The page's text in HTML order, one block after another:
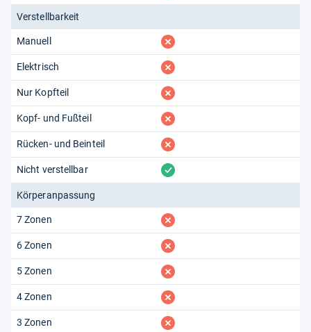
Verstellbarkeit
Manuell fehlt
Elektrisch fehlt
Nur Kopfteil fehlt
Kopf- und Fußteil fehlt
Rücken- und Beinteil fehlt
Nicht verstellbar vorhanden
Körperanpassung
7 Zonen fehlt
6 Zonen fehlt
5 Zonen fehlt
4 Zonen fehlt
3 Zonen fehlt